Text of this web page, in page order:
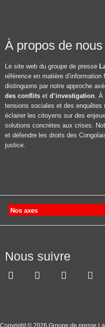
À propos de nous
Le site web du groupe de presse
référence en matière
distinguons par notre approche
des conflits et d’investigation. À
tensions sociales et des enquêtes
éclairer les citoyens sur des
solutions concrètes aux crises.
et défendre les droits des
justice.
Nos axes
Nous suivre
Copyright © 2026 Groupe de presse